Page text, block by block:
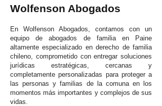
Wolfenson Abogados
En Wolfenson Abogados, contamos con un
equipo de abogados de familia en Paine
altamente especializado en derecho de familia
chileno, comprometido con entregar soluciones
jurídicas estratégicas, cercanas y
completamente personalizadas para proteger a
las personas y familias de la comuna en los
momentos más importantes y complejos de sus
vidas.